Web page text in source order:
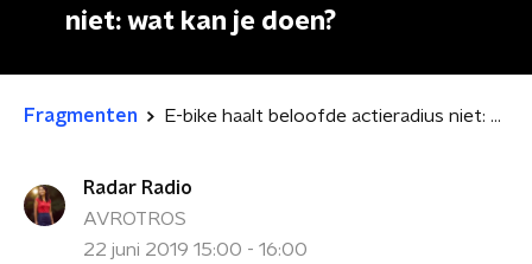
niet: wat kan je doen?
Fragmenten E-bike haalt beloofde actieradius niet: wat kan je doen?
Radar Radio
AVROTROS
22 juni 2019 15:00 - 16:00